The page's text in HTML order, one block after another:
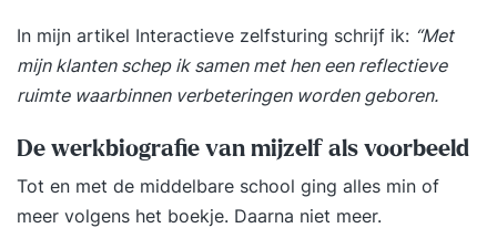
In mijn artikel Interactieve zelfsturing schrijf ik: “Met
mijn klanten schep ik samen met hen een reflectieve
ruimte waarbinnen verbeteringen worden geboren.
De werkbiografie van mijzelf als voorbeeld
Tot en met de middelbare school ging alles min of
meer volgens het boekje. Daarna niet meer.